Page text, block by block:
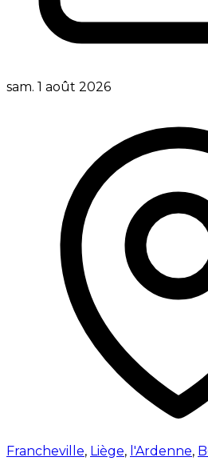
sam. 1 août 2026
Francheville, Liège, l'Ardenne,